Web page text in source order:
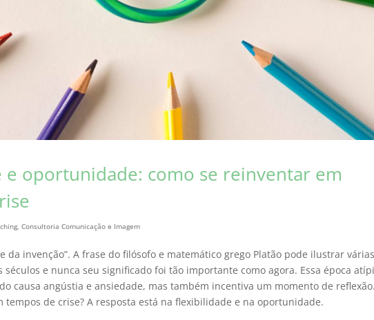
e oportunidade: como se reinventar em
Consultoria Comunicação e Imagem
da invenção”. A frase do filósofo e matemático grego Platão pode ilustrar várias
séculos e nunca seu significado foi tão importante como agora. Essa época
causa angústia e ansiedade, mas também incentiva um momento de reflexão.
tempos de crise? A resposta está na flexibilidade e na oportunidade.